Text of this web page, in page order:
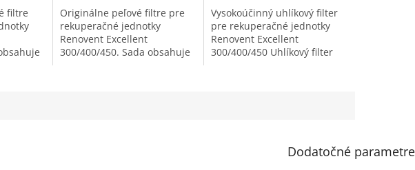
filtre
Originálne peľové filtre pre
rekuperačné jednotky
Renovent Excellent
300/400/450. Sada obsahuje
Vysokoúčinný uhlíkový filter
pre rekuperačné jednotky
Renovent Excellent
300/400/450 Uhlíkový filter
Dodatočné parametre